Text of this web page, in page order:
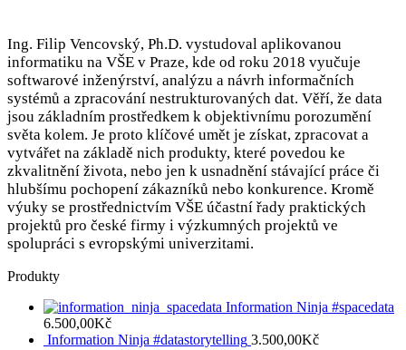
Ing. Filip Vencovský, Ph.D. vystudoval aplikovanou
informatiku na VŠE v Praze, kde od roku 2018 vyučuje
softwarové inženýrství, analýzu a návrh informačních
systémů a zpracování nestrukturovaných dat. Věří, že data
jsou základním prostředkem k objektivnímu porozumění
světa kolem. Je proto klíčové umět je získat, zpracovat a
vytvářet na základě nich produkty, které povedou ke
zkvalitnění života, nebo jen k usnadnění stávající práce či
hlubšímu pochopení zákazníků nebo konkurence. Kromě
výuky se prostřednictvím VŠE účastní řady praktických
projektů pro české firmy i výzkumných projektů ve
spolupráci s evropskými univerzitami.
Produkty
Information Ninja #spacedata
6.500,00Kč
Information Ninja #datastorytelling 3.500,00Kč